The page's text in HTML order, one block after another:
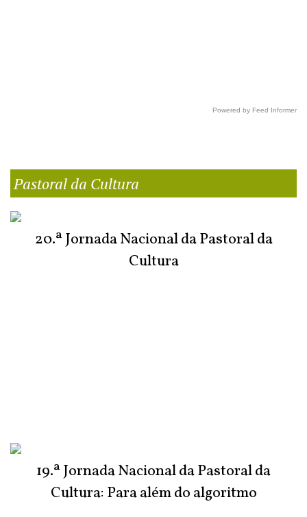
Powered by Feed Informer
Pastoral da Cultura
20.ª Jornada Nacional da Pastoral da
Cultura
19.ª Jornada Nacional da Pastoral da
Cultura: Para além do algoritmo